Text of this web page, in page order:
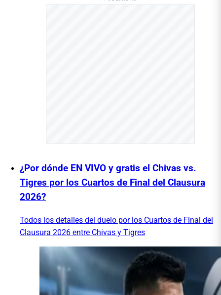
¿Por dónde EN VIVO y gratis el Chivas vs.
Tigres por los Cuartos de Final del Clausura
2026?
Todos los detalles del duelo por los Cuartos de Final del
Clausura 2026 entre Chivas y Tigres